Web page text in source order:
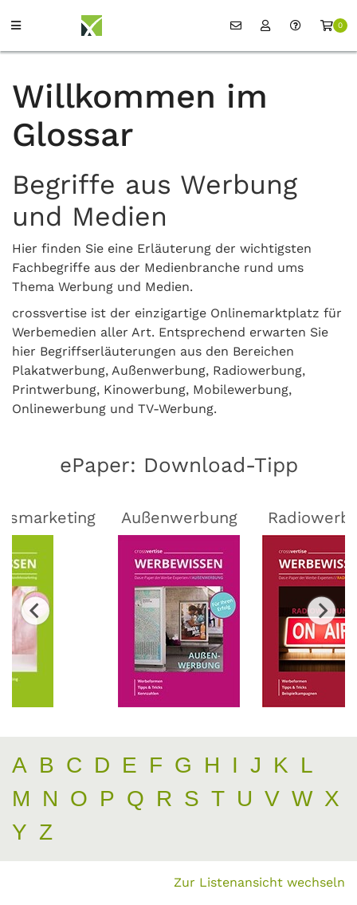
0
Willkommen im
Glossar
Begriffe aus Werbung
und Medien
Hier finden Sie eine Erläuterung der wichtigsten
Fachbegriffe aus der Medienbranche rund ums
Thema Werbung und Medien.
crossvertise ist der einzigartige Onlinemarktplatz für
Werbemedien aller Art. Entsprechend erwarten Sie
hier Begriffserläuterungen aus den Bereichen
Plakatwerbung, Außenwerbung, Radiowerbung,
Printwerbung, Kinowerbung, Mobilewerbung,
Onlinewerbung und TV-Werbung.
ePaper: Download-Tipp
Außenwerbung
A B C D E F G H I J K L
M
N O P Q R S T U V W X
Y Z
Zur Listenansicht wechseln